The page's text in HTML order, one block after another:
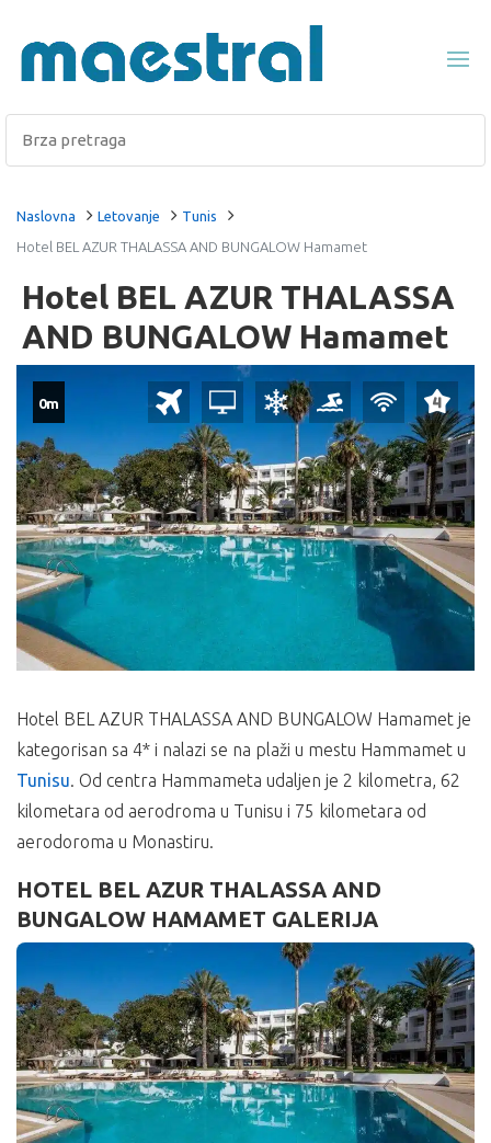
Naslovna Letovanje
Tunis
Hotel BEL AZUR THALASSA AND BUNGALOW Hamamet
Hotel BEL AZUR THALASSA
AND BUNGALOW Hamamet
0m
Hotel BEL AZUR THALASSA AND BUNGALOW Hamamet je
kategorisan sa 4* i nalazi se na plaži u mestu Hammamet u
Tunisu. Od centra Hammameta udaljen je 2 kilometra, 62
kilometara od aerodroma u Tunisu i 75 kilometara od
aerodoroma u Monastiru.
HOTEL BEL AZUR THALASSA AND
BUNGALOW HAMAMET GALERIJA